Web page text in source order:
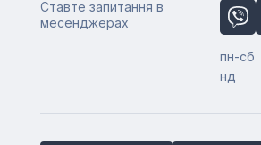
Ставте запитання в
месенджерах
пн-сб
нд